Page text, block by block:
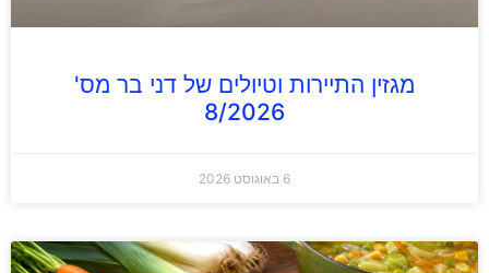
מגזין התיירות וטיולים של דני בר מס'
8/2026
6 באוגוסט 2026